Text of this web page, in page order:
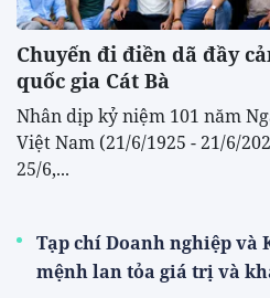
Chuyến đi điền dã đầy
quốc gia Cát Bà
Nhân dịp kỷ niệm 101 năm
Việt Nam (21/6/1925 - 21/6/
25/6,...
Tạp chí Doanh nghiệp và
mệnh lan tỏa giá trị và